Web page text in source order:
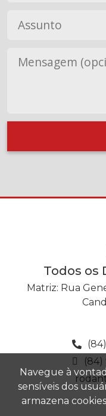
Todos os
Matriz: Rua
(84)
Navegue à
sensíveis dos
armazena